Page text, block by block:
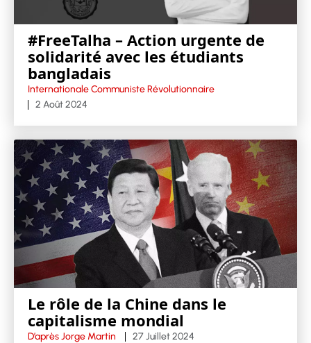
#FreeTalha – Action urgente de
solidarité avec les étudiants
bangladais
Internationale Communiste Révolutionnaire
2 Août 2024
Le rôle de la Chine dans le
capitalisme mondial
D’après Jorge Martin 27 Juillet 2024